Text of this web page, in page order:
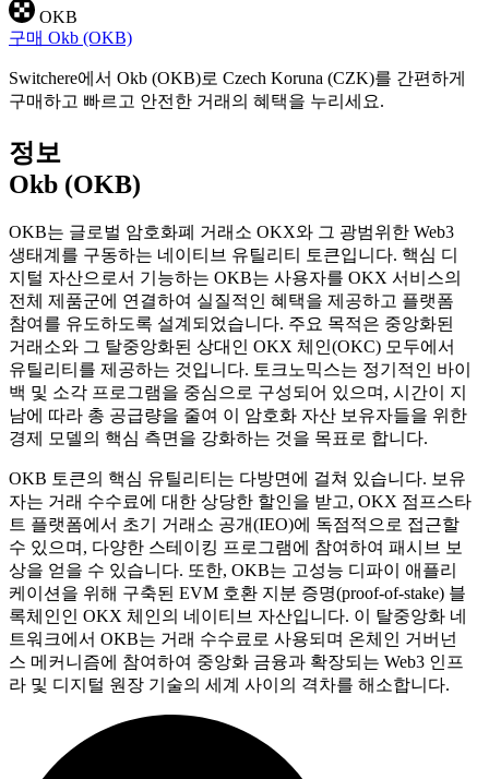
OKB
구매 Okb (OKB)
Switchere에서 Okb (OKB)로 Czech Koruna (CZK)를 간편하게
구매하고 빠르고 안전한 거래의 혜택을 누리세요.
정보
Okb (OKB)
OKB는 글로벌 암호화폐 거래소 OKX와 그 광범위한 Web3
생태계를 구동하는 네이티브 유틸리티 토큰입니다. 핵심 디
지털 자산으로서 기능하는 OKB는 사용자를 OKX 서비스의
전체 제품군에 연결하여 실질적인 혜택을 제공하고 플랫폼
참여를 유도하도록 설계되었습니다. 주요 목적은 중앙화된
거래소와 그 탈중앙화된 상대인 OKX 체인(OKC) 모두에서
유틸리티를 제공하는 것입니다. 토크노믹스는 정기적인 바이
백 및 소각 프로그램을 중심으로 구성되어 있으며, 시간이 지
남에 따라 총 공급량을 줄여 이 암호화 자산 보유자들을 위한
경제 모델의 핵심 측면을 강화하는 것을 목표로 합니다.
OKB 토큰의 핵심 유틸리티는 다방면에 걸쳐 있습니다. 보유
자는 거래 수수료에 대한 상당한 할인을 받고, OKX 점프스타
트 플랫폼에서 초기 거래소 공개(IEO)에 독점적으로 접근할
수 있으며, 다양한 스테이킹 프로그램에 참여하여 패시브 보
상을 얻을 수 있습니다. 또한, OKB는 고성능 디파이 애플리
케이션을 위해 구축된 EVM 호환 지분 증명(proof-of-stake) 블
록체인인 OKX 체인의 네이티브 자산입니다. 이 탈중앙화 네
트워크에서 OKB는 거래 수수료로 사용되며 온체인 거버넌
스 메커니즘에 참여하여 중앙화 금융과 확장되는 Web3 인프
라 및 디지털 원장 기술의 세계 사이의 격차를 해소합니다.